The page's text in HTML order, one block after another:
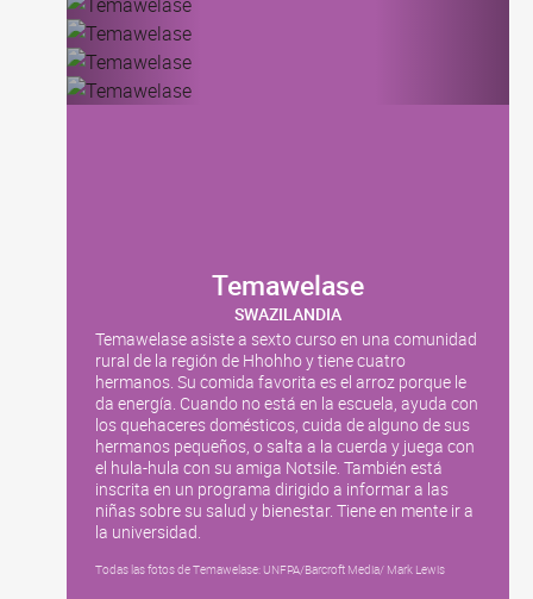
Temawelase
SWAZILANDIA
Temawelase asiste a sexto curso en una comunidad
rural de la región de Hhohho y tiene cuatro
hermanos. Su comida favorita es el arroz porque le
da energía. Cuando no está en la escuela, ayuda con
los quehaceres domésticos, cuida de alguno de sus
hermanos pequeños, o salta a la cuerda y juega con
el hula-hula con su amiga Notsile. También está
inscrita en un programa dirigido a informar a las
niñas sobre su salud y bienestar. Tiene en mente ir a
la universidad.
Todas las fotos de Temawelase: UNFPA/Barcroft Media/ Mark Lewis